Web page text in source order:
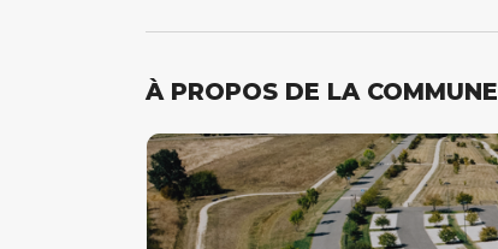
À PROPOS DE LA COMMUNE